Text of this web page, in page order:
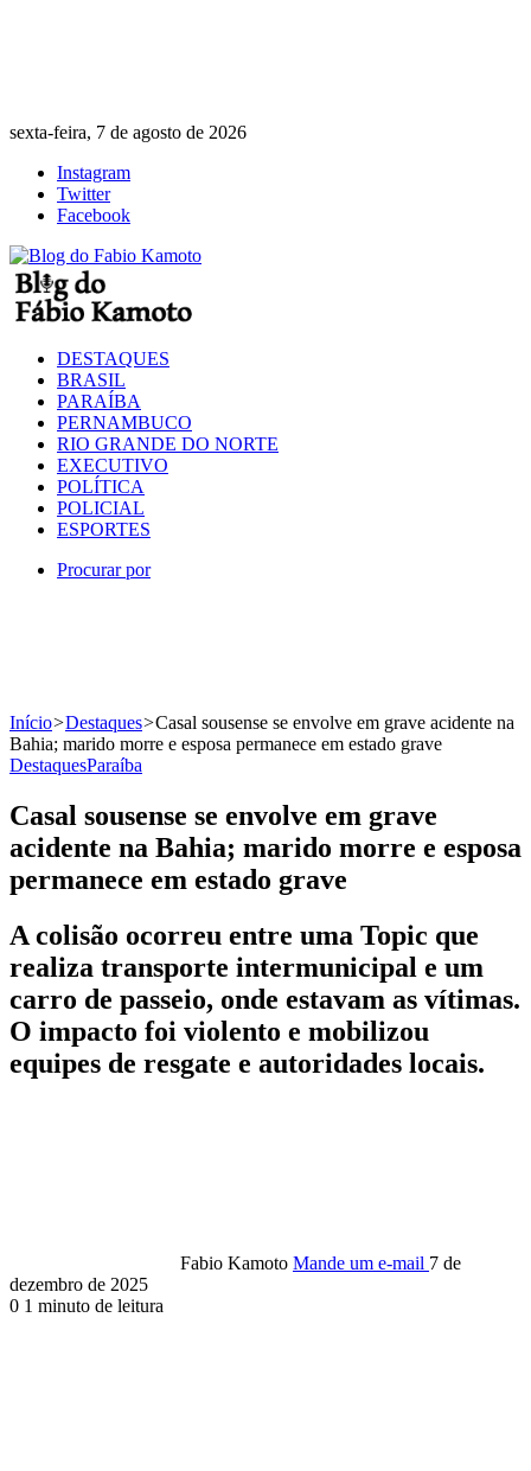
sexta-feira, 7 de agosto de 2026
Instagram
Twitter
Facebook
DESTAQUES
BRASIL
PARAÍBA
PERNAMBUCO
RIO GRANDE DO NORTE
EXECUTIVO
POLÍTICA
POLICIAL
ESPORTES
Procurar por
Início>Destaques>Casal sousense se envolve em grave acidente na
Bahia; marido morre e esposa permanece em estado grave
DestaquesParaíba
Casal sousense se envolve em grave
acidente na Bahia; marido morre e esposa
permanece em estado grave
A colisão ocorreu entre uma Topic que
realiza transporte intermunicipal e um
carro de passeio, onde estavam as vítimas.
O impacto foi violento e mobilizou
equipes de resgate e autoridades locais.
Fabio Kamoto Mande um e-mail 7 de
dezembro de 2025
0 1 minuto de leitura